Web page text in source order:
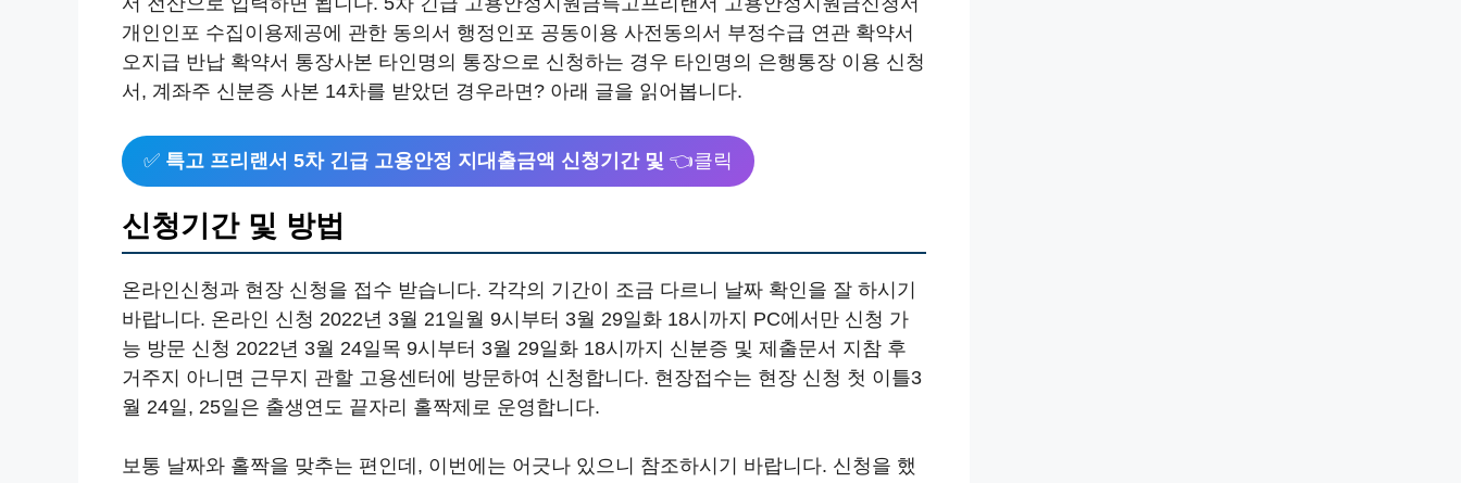
개인인포 수집이용제공에 관한 동의서 행정인포 공동이용 사전동의서 부정수급 연관 확약서
오지급 반납 확약서 통장사본 타인명의 통장으로 신청하는 경우 타인명의 은행통장 이용 신청
서, 계좌주 신분증 사본 14차를 받았던 경우라면? 아래 글을 읽어봅니다.
✅ 특고 프리랜서 5차 긴급 고용안정 지대출금액 신청기간 및 👈클릭
신청기간 및 방법
온라인신청과 현장 신청을 접수 받습니다. 각각의 기간이 조금 다르니 날짜 확인을 잘 하시기
바랍니다. 온라인 신청 2022년 3월 21일월 9시부터 3월 29일화 18시까지 PC에서만 신청 가
능 방문 신청 2022년 3월 24일목 9시부터 3월 29일화 18시까지 신분증 및 제출문서 지참 후
거주지 아니면 근무지 관할 고용센터에 방문하여 신청합니다. 현장접수는 현장 신청 첫 이틀3
월 24일, 25일은 출생연도 끝자리 홀짝제로 운영합니다.
보통 날짜와 홀짝을 맞추는 편인데, 이번에는 어긋나 있으니 참조하시기 바랍니다. 신청을 했